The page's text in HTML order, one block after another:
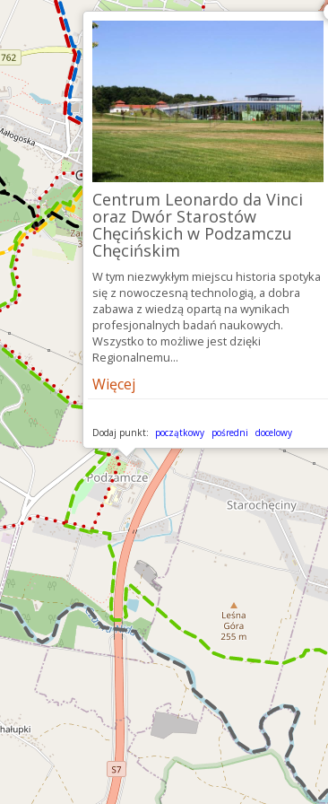
Centrum Leonardo da Vinci
oraz Dwór Starostów
Chęcińskich w Podzamczu
Chęcińskim
W tym niezwykłym miejscu historia spotyka
się z nowoczesną technologią, a dobra
zabawa z wiedzą opartą na wynikach
profesjonalnych badań naukowych.
Wszystko to możliwe jest dzięki
Regionalnemu...
Więcej
Dodaj punkt: początkowy pośredni docelowy